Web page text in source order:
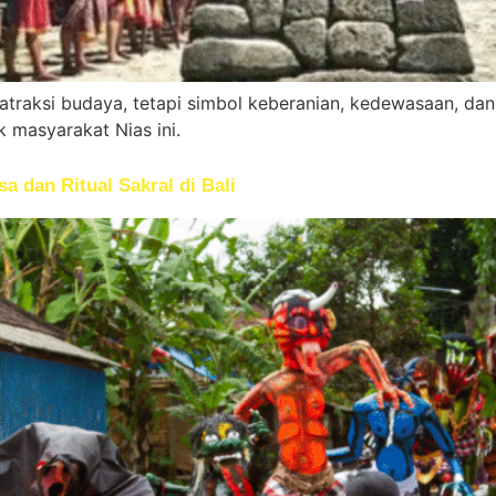
budaya, tetapi simbol keberanian, kedewasaan,
masyarakat Nias ini.
dan Ritual Sakral di Bali